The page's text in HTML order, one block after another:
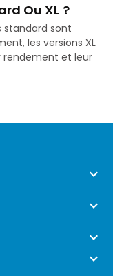
Ou XL ?
standard sont
les versions XL
rendement et leur



